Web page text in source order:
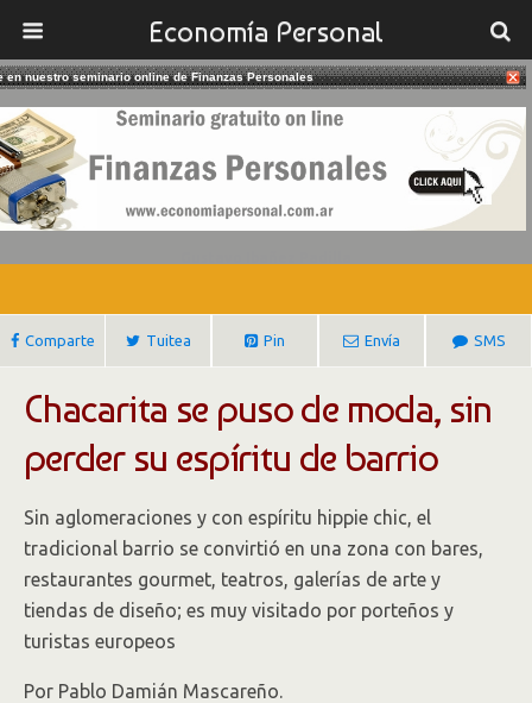
Economía Personal
02/03/2017
Chacarita, Un Barrio Con Espíritu Y
Glamour
Comparte Tuitea Pin Envía SMS
Chacarita se puso de moda, sin
perder su espíritu de barrio
Sin aglomeraciones y con espíritu hippie chic, el
tradicional barrio se convirtió en una zona con bares,
restaurantes gourmet, teatros, galerías de arte y
tiendas de diseño; es muy visitado por porteños y
turistas europeos
Por Pablo Damián Mascareño.
en nuestro seminario online de Finanzas Personales